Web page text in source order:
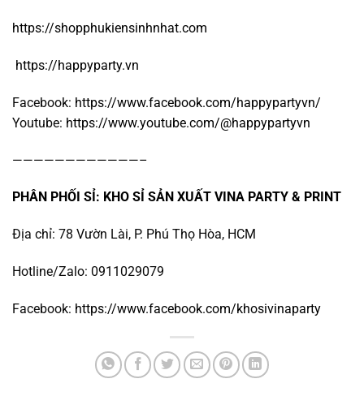
https://shopphukiensinhnhat.com
https://happyparty.vn
Facebook: https://www.facebook.com/happypartyvn/
Youtube: https://www.youtube.com/@happypartyvn
————————————–
PHÂN PHỐI SỈ: KHO SỈ SẢN XUẤT VINA PARTY & PRINT
Địa chỉ: 78 Vườn Lài, P. Phú Thọ Hòa, HCM
Hotline/Zalo: 0911029079
Facebook: https://www.facebook.com/khosivinaparty